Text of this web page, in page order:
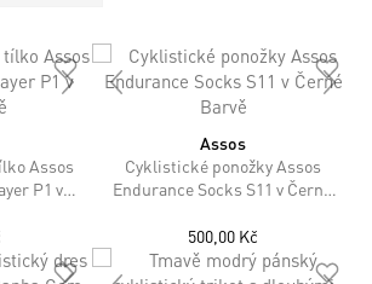
Assos
P1 v
Assos
Cyklistické ponožky Assos
Endurance Socks S11 v Černé
500,00 Kč